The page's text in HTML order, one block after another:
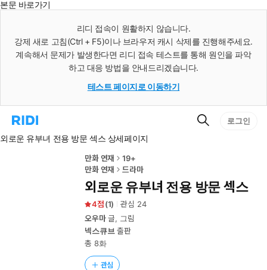
본문 바로가기
리디 접속이 원활하지 않습니다.
강제 새로 고침(Ctrl + F5)이나 브라우저 캐시 삭제를 진행해주세요.
계속해서 문제가 발생한다면 리디 접속 테스트를 통해 원인을 파악
하고 대응 방법을 안내드리겠습니다.
테스트 페이지로 이동하기
리
홈
검
로그인
외로운 유부녀 전용 방문 섹스 상세페이지
만화 연재
19+
만화 연재
드라마
외로운 유부녀 전용 방문 섹스
4 (1) 관심 24
오우마글, 그림
넥스큐브 출판
총 8화
관심